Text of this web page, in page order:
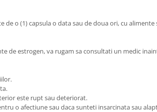
de o (1) capsula o data sau de doua ori, cu
de estrogen, va rugam sa consultati un medic
este rupt sau deteriorat.
o afectiune sau daca sunteti insarcinata sau